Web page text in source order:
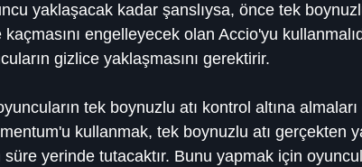
yaklaşacak kadar şanslıysa, önce tek
engelleyecek olan Accio'yu
gizlice yaklaşmasını gerektirir.
tek boynuzlu atı kontrol altına
kullanmak, tek boynuzlu atı gerçekten
süre yerinde tutacaktır. Bunu yapmak için